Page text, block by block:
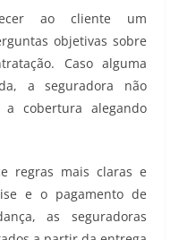
ao cliente um
objetivas sobre
Caso alguma
a seguradora não
a cobertura alegando
regras mais claras e
e o pagamento de
as seguradoras